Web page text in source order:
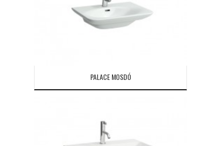
PALACE MOSDÓ